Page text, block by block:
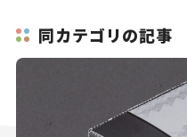
同カテゴリの記事